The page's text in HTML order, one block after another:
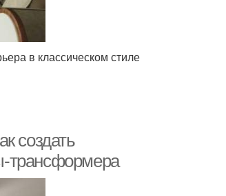
в классическом стиле
создать
трансформера